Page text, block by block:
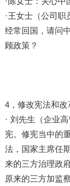
·王女士（公司
经常回国，请问
顾政策？
4，修改宪法和改
· 刘先生（企业
宪。修宪当中的
法，国家主席任
来的三方治理政
原来的三方加监